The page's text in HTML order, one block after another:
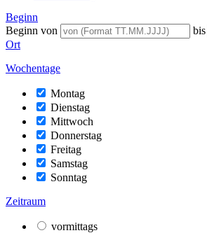
Beginn
Beginn von
bis
Ort
Wochentage
Montag
Dienstag
Mittwoch
Donnerstag
Freitag
Samstag
Sonntag
Zeitraum
vormittags